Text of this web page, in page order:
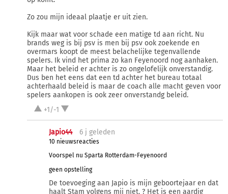
Zo zou mijn ideaal plaatje er uit zien.
Kijk maar wat voor schade een matige td aan richt. Nu
brands weg is bij psv is men bij psv ook zoekende en
overmars koopt de meest belachelijke tegenvallende
spelers. Ik vind het prima zo kan Feyenoord nog aanhaken.
Maar het beleid er achter is zo ongelofelijk onverstandig.
Dus ben het eens dat een td achter het bureau totaal
achterhaald beleid is maar de coach alle macht geven voor
spelers aankopen is ook zeer onverstandg beleid.
+1/-1
Japio44 6 j geleden
10 nieuwsreacties
Voorspel nu Sparta Rotterdam-Feyenoord
geen opstelling
De toevoeging aan Japio is mijn geboortejaar en dat
haalt Stam volgens mij niet. ? Het is een aardig